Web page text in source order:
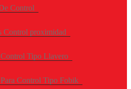
Control
Control proximidad
Control Tipo Llavero
Para Control Tipo Fobik